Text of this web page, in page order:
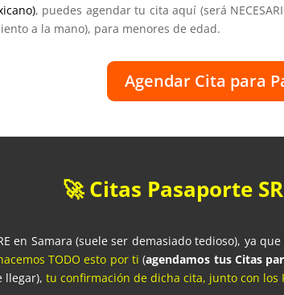
, puedes agendar tu cita aquí (será
a la mano), para menores de edad.
Agendar Cita para
🚀 Citas Pasaporte
en Samara (suele ser demasiado tedioso), ya
TODO esto por ti (agendamos tus Citas
llegar),tu confirmación de dicha cita, junto con los